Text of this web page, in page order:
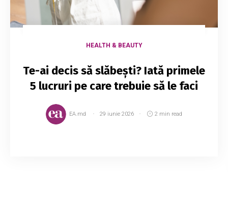
HEALTH & BEAUTY
Te-ai decis să slăbești? Iată primele
5 lucruri pe care trebuie să le faci
EA.md 29 iunie 2026 2 min read